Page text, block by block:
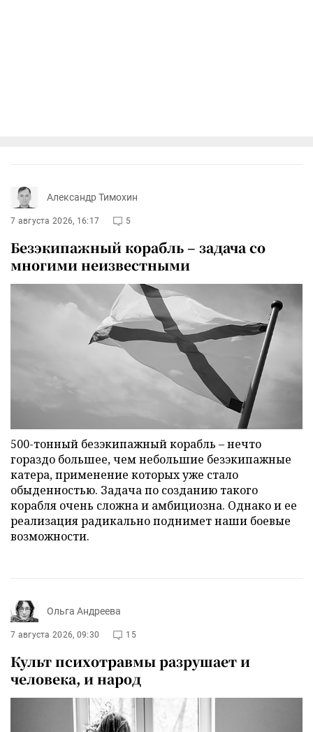
Александр Тимохин
7 августа 2026, 16:17 5
Безэкипажный корабль – задача со
многими неизвестными
500-тонный безэкипажный корабль – нечто
гораздо большее, чем небольшие безэкипажные
катера, применение которых уже стало
обыденностью. Задача по созданию такого
корабля очень сложна и амбициозна. Однако и ее
реализация радикально поднимет наши боевые
возможности.
Ольга Андреева
7 августа 2026, 09:30 15
Культ психотравмы разрушает и
человека, и народ